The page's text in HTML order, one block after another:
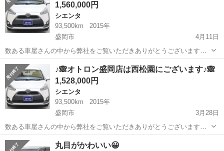
ト アイドリング...1,560,000円
シエンタ
93,500km
2015年
盛岡市
4月11日
数ある車屋さんの中から弊社をご覧いただきありがとうございます！
オトロン盛岡店と申します(^^♪🥰😋 東北3店舗目、オトロン最北端のお
店として、2024年4月1日にオープンし1年になります❤️‍🔥 春といえ
ば…...
岩手 シエンタ 車両
♪🙈オトロン盛岡店は西松園にございます♪🙈
1,528,000円
シエンタ
93,500km
2015年
盛岡市
3月28日
数ある車屋さんの中から弊社をご覧いただきありがとうございます！
オトロン盛岡店と申します(^^♪🥰😋 東北3店舗目、オトロン最北端のお
店として、2024年4月1日にオープンし1年になります❤️‍🔥 春といえ
岩手 シエンタ 車両
丸目がかわいい😀